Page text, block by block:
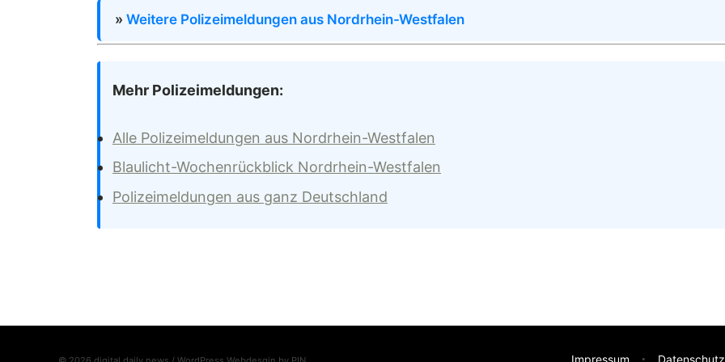
» Weitere Polizeimeldungen aus Nordrhein-Westfalen
Mehr Polizeimeldungen:
Alle Polizeimeldungen aus Nordrhein-Westfalen
Blaulicht-Wochenrückblick Nordrhein-Westfalen
Polizeimeldungen aus ganz Deutschland